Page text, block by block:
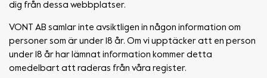
dig från dessa webbplatser.
VONT AB samlar inte avsiktligen in någon information om
personer som är under 18 år. Om vi upptäcker att en person
under 18 år har lämnat information kommer detta
omedelbart att raderas från våra register.